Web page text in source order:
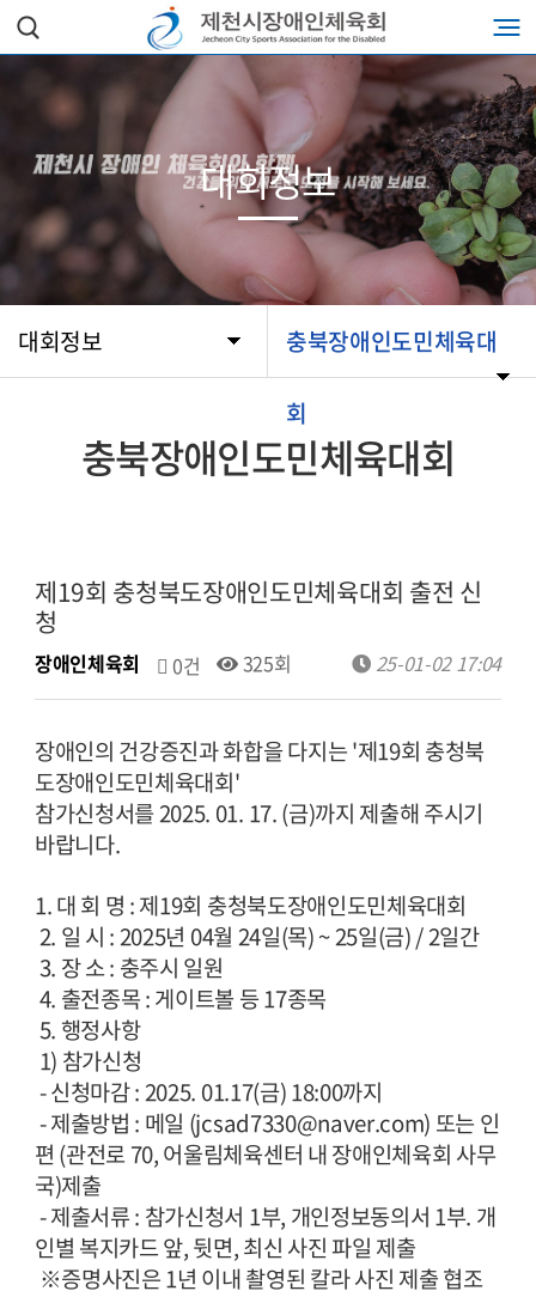
대회정보 충북장애인도민체육대
회
대회정보
충북장애인도민체육대회
제19회 충청북도장애인도민체육대회 출전 신
청
장애인체육회 0건 325회 25-01-02 17:04
장애인의 건강증진과 화합을 다지는 '제19회 충청북
도장애인도민체육대회'
참가신청서를 2025. 01. 17. (금)까지 제출해 주시기
바랍니다.
1. 대 회 명 : 제19회 충청북도장애인도민체육대회
2. 일 시 : 2025년 04월 24일(목) ~ 25일(금) / 2일간
3. 장 소 : 충주시 일원
4. 출전종목 : 게이트볼 등 17종목
5. 행정사항
1) 참가신청
- 신청마감 : 2025. 01.17(금) 18:00까지
- 제출방법 : 메일 (jcsad7330@naver.com) 또는 인
편 (관전로 70, 어울림체육센터 내 장애인체육회 사무
국)제출
- 제출서류 : 참가신청서 1부, 개인정보동의서 1부. 개
인별 복지카드 앞, 뒷면, 최신 사진 파일 제출
※증명사진은 1년 이내 촬영된 칼라 사진 제출 협조